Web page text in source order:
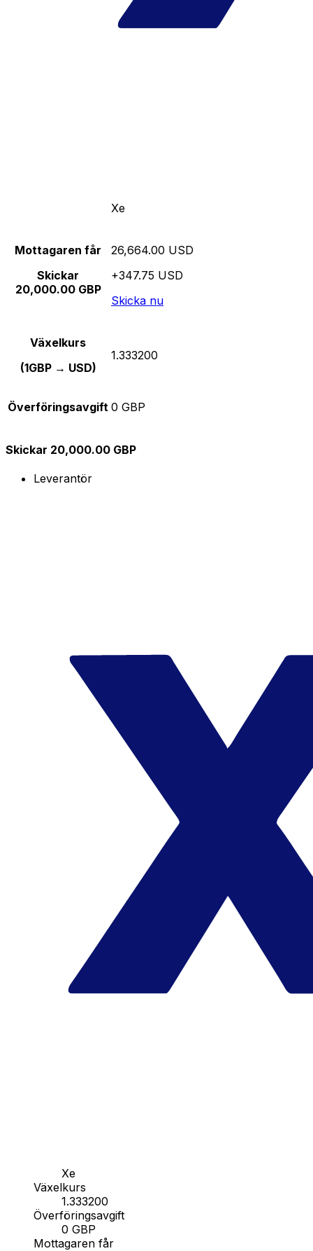
Xe
Mottagaren får
Skickar
20,000.00 GBP
26,664.00 USD
+347.75 USD
Skicka nu
Växelkurs
(1GBP → USD)
1.333200
Överföringsavgift 0 GBP
Skickar 20,000.00 GBP
Leverantör
Xe
Växelkurs
1.333200
Överföringsavgift
0 GBP
Mottagaren får